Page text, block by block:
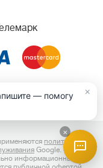
политика
Google.
информационный
×
— помогу
×